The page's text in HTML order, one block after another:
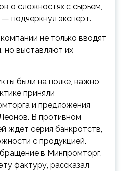
о сложностях с сырьем,
— подчеркнул эксперт.
не только вводят
но выставляют их
были на полке, важно,
приняли
и предложения
В противном
ждет серия банкротств,
с продукцией.
в Минпромторг,
фактуру, рассказал